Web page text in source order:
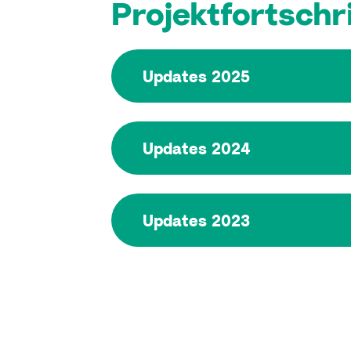
Updates 2025
Updates 2024
Updates 2023